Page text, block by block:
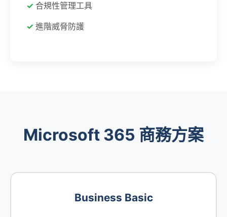
合規性管理工具
進階威脅防護
Microsoft 365 商務方案
Business Basic